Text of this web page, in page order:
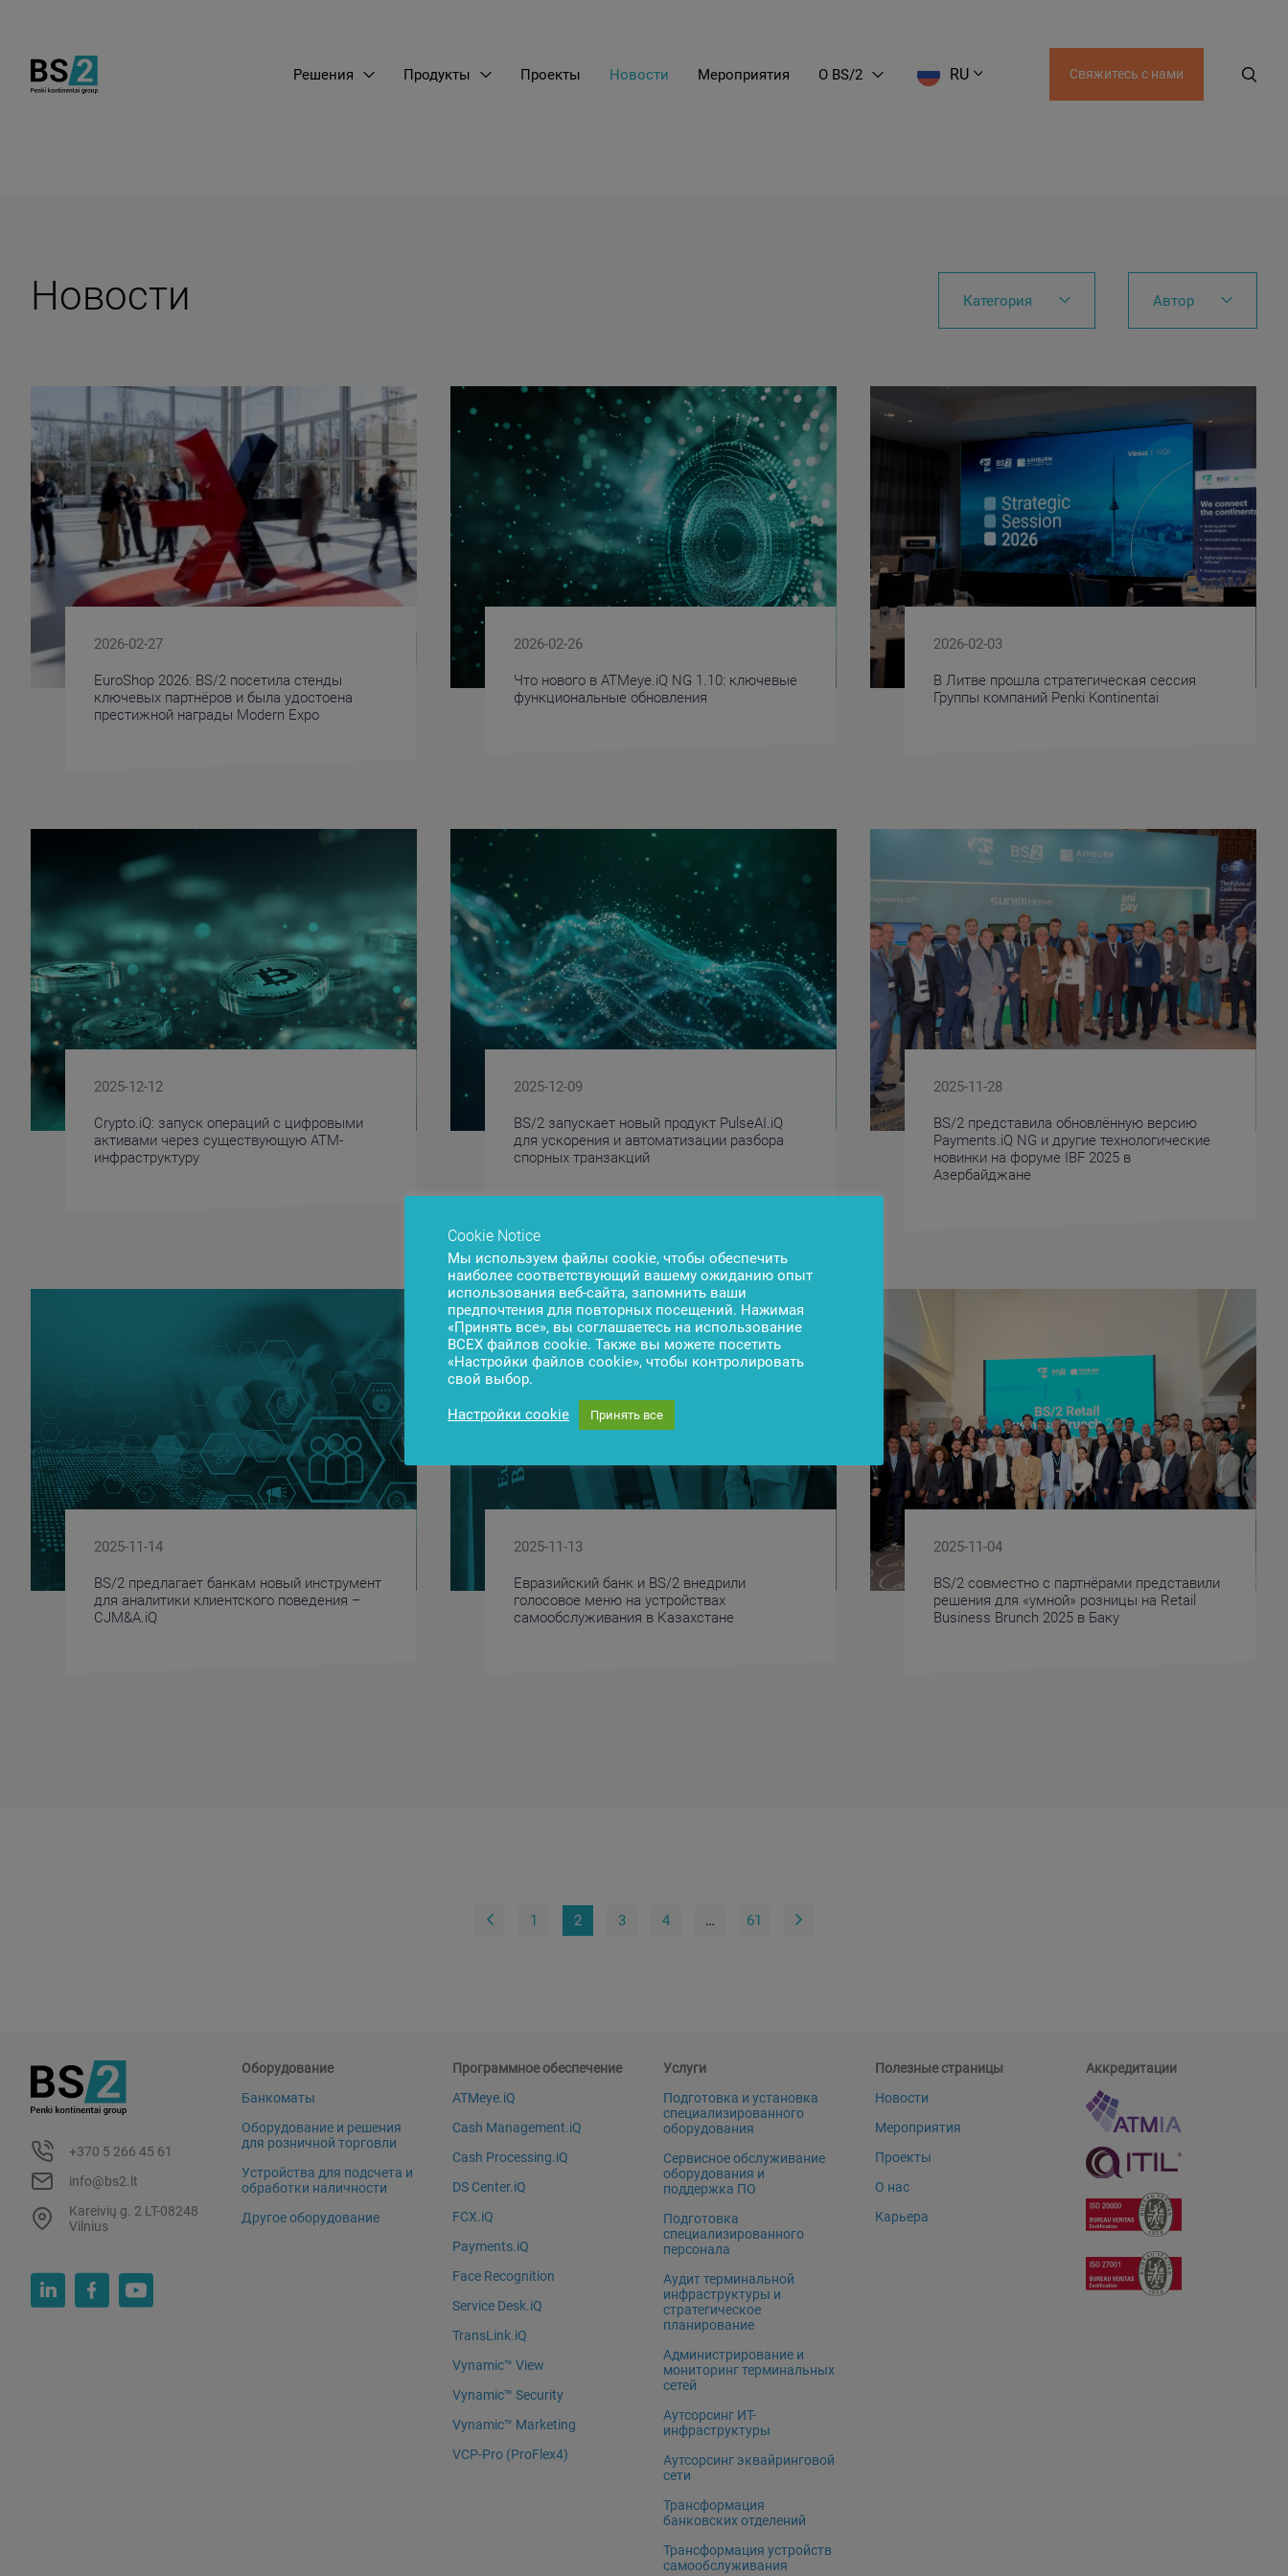
Решения Продукты Проекты Новости Мероприятия О BS/2 RU Свяжитесь с нами
Новости Категория Автор
2026-02-27
EuroShop 2026: BS/2 посетила стенды
ключевых партнёров и была удостоена
престижной награды Modern Expo
2026-02-26
Что нового в ATMeye.iQ NG 1.10: ключевые
функциональные обновления
2026-02-03
В Литве прошла стратегическая сессия
Группы компаний Penki Kontinentai
2025-12-12
Crypto.iQ: запуск операций с цифровыми
активами через существующую ATM-
инфраструктуру
2025-12-09
BS/2 запускает новый продукт PulseAI.iQ
для ускорения и автоматизации разбора
спорных транзакций
2025-11-28
BS/2 представила обновлённую версию
Payments.iQ NG и другие технологические
новинки на форуме IBF 2025 в
Азербайджане
2025-11-14
BS/2 предлагает банкам новый инструмент
для аналитики клиентского поведения –
CJM&A.iQ
2025-11-13
Евразийский банк и BS/2 внедрили
голосовое меню на устройствах
самообслуживания в Казахстане
2025-11-04
BS/2 совместно с партнёрами представили
решения для «умной» розницы на Retail
Business Brunch 2025 в Баку
1 2 3 4 … 61
+370 5 266 45 61
info@bs2.lt
Kareivių g. 2 LT-08248
Vilnius
Оборудование
Банкоматы
Оборудование и решения
для розничной торговли
Устройства для подсчета и
обработки наличности
Другое оборудование
Программное обеспечение
ATMeye.iQ
Cash Management.iQ
Cash Processing.iQ
DS Center.iQ
FCX.iQ
Payments.iQ
Face Recognition
Service Desk.iQ
TransLink.iQ
Vynamic™ View
Vynamic™ Security
Vynamic™ Marketing
VCP-Pro (ProFlex4)
Услуги
Подготовка и установка
специализированного
оборудования
Сервисное обслуживание
оборудования и
поддержка ПО
Подготовка
специализированного
персонала
Аудит терминальной
инфраструктуры и
стратегическое
планирование
Администрирование и
мониторинг терминальных
сетей
Аутсорсинг ИТ-
инфраструктуры
Аутсорсинг эквайринговой
сети
Трансформация
банковских отделений
Трансформация устройств
самообслуживания
Полезные страницы
Новости
Мероприятия
Проекты
О нас
Карьера
Аккредитации
Cookie Notice
Мы используем файлы cookie, чтобы обеспечить
наиболее соответствующий вашему ожиданию опыт
использования веб-сайта, запомнить ваши
предпочтения для повторных посещений. Нажимая
«Принять все», вы соглашаетесь на использование
ВСЕХ файлов cookie. Также вы можете посетить
«Настройки файлов cookie», чтобы контролировать
свой выбор.
Настройки cookie Принять все